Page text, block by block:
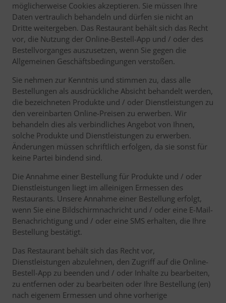
möglicherweise Cookies akzeptieren. Sie müssen Ihre
Daten vertraulich behandeln und dürfen sie nicht an
Dritte weitergeben. Das Restaurant behält sich das Recht
vor, die Nutzung der Online-Bestell-App und / oder des
Bestellvorganges auszusetzen, wenn Sie gegen die
Allgemeinen Geschäftsbedingungen verstoßen.
Sie nehmen zur Kenntnis und stimmen zu, dass alle
Bestellungen als ausdrückliche Absicht behandelt werden,
die bezeichneten Produkte und / oder Dienstleistungen zu
den vereinbarten Online-Preisen zu erwerben. Wir
behandeln dies als verbindliches Angebot von Ihnen,
solche Produkte und Dienstleistungen zu erwerben.
Änderungen müssen schriftlich erfolgen, da sie sonst für
keine Partei bindend sind.
Die Annahme einer Bestellung für Produkte und / oder
Dienstleistungen liegt im alleinigen Ermessen des
Restaurants. Unsere Annahme einer Bestellung erfolgt,
wenn Sie eine Bildschirmnachricht und / oder eine E-Mail-
Benachrichtigung und / oder eine SMS erhalten, die Ihre
Bestellung bestätigt.
Das Restaurant behält sich das Recht vor,
Dienstleistungen abzulehnen, den Zugriff auf die Online-
Bestell-App zu beenden und / oder Inhalte zu bearbeiten,
zu entfernen oder zu bearbeiten oder Ihre Bestellung (en)
nach eigenem Ermessen und ohne vorherige